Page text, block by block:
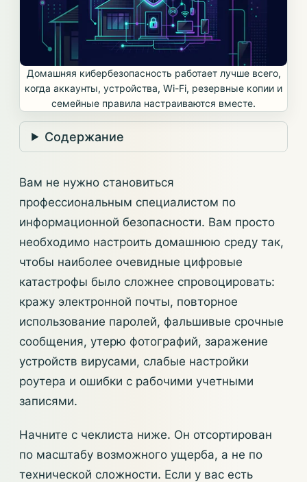
Домашняя кибербезопасность работает лучше всего,
когда аккаунты, устройства, Wi-Fi, резервные копии и
семейные правила настраиваются вместе.
Содержание
Вам не нужно становиться
профессиональным специалистом по
информационной безопасности. Вам просто
необходимо настроить домашнюю среду так,
чтобы наиболее очевидные цифровые
катастрофы было сложнее спровоцировать:
кражу электронной почты, повторное
использование паролей, фальшивые срочные
сообщения, утерю фотографий, заражение
устройств вирусами, слабые настройки
роутера и ошибки с рабочими учетными
записями.
Начните с чеклиста ниже. Он отсортирован
по масштабу возможного ущерба, а не по
технической сложности. Если у вас есть